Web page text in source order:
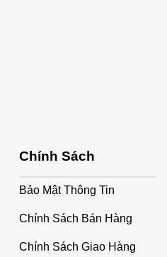
Chính Sách
Bảo Mật Thông Tin
Chính Sách Bán Hàng
Chính Sách Giao Hàng